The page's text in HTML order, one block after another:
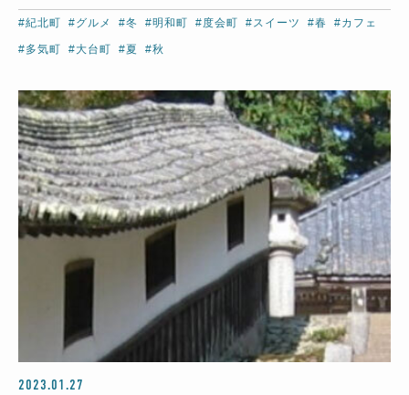
#紀北町 #グルメ #冬 #明和町 #度会町 #スイーツ #春 #カフェ
#多気町 #大台町 #夏 #秋
2023.01.27